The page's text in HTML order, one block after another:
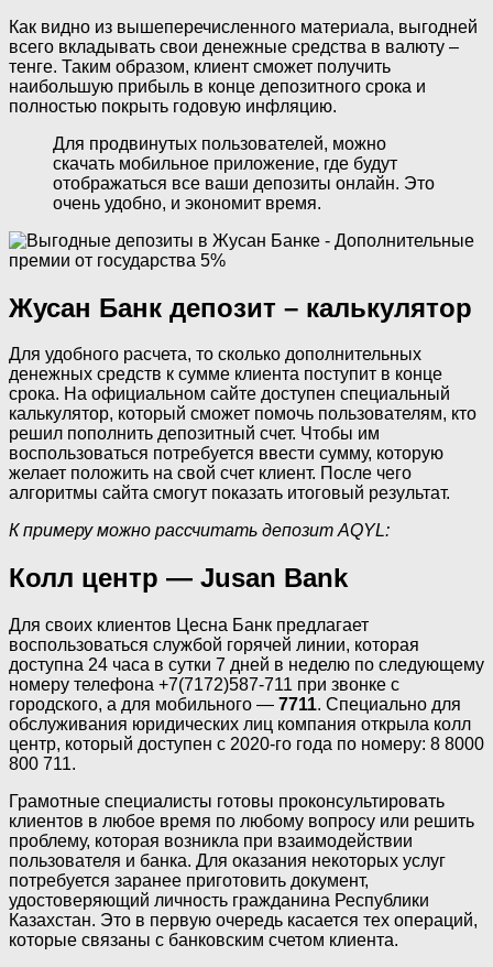
Как видно из вышеперечисленного материала, выгодней
всего вкладывать свои денежные средства в валюту –
тенге. Таким образом, клиент сможет получить
наибольшую прибыль в конце депозитного срока и
полностью покрыть годовую инфляцию.
Для продвинутых пользователей, можно
скачать мобильное приложение, где будут
отображаться все ваши депозиты онлайн. Это
очень удобно, и экономит время.
Жусан Банк депозит – калькулятор
Для удобного расчета, то сколько дополнительных
денежных средств к сумме клиента поступит в конце
срока. На официальном сайте доступен специальный
калькулятор, который сможет помочь пользователям, кто
решил пополнить депозитный счет. Чтобы им
воспользоваться потребуется ввести сумму, которую
желает положить на свой счет клиент. После чего
алгоритмы сайта смогут показать итоговый результат.
К примеру можно рассчитать депозит AQYL:
Колл центр — Jusan Bank
Для своих клиентов Цесна Банк предлагает
воспользоваться службой горячей линии, которая
доступна 24 часа в сутки 7 дней в неделю по следующему
номеру телефона +7(7172)587-711 при звонке с
городского, а для мобильного — 7711. Специально для
обслуживания юридических лиц компания открыла колл
центр, который доступен с 2020-го года по номеру: 8 8000
800 711.
Грамотные специалисты готовы проконсультировать
клиентов в любое время по любому вопросу или решить
проблему, которая возникла при взаимодействии
пользователя и банка. Для оказания некоторых услуг
потребуется заранее приготовить документ,
удостоверяющий личность гражданина Республики
Казахстан. Это в первую очередь касается тех операций,
которые связаны с банковским счетом клиента.